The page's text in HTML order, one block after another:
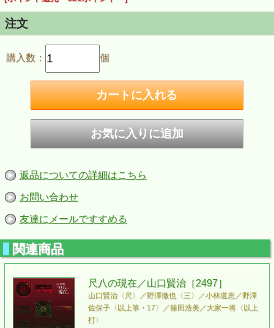
注文
購入数： 個
返品についての詳細はこちら
お問い合わせ
友達にメールですすめる
関連商品
尺八の現在／山口賢治［2497］
山口賢治〈尺〉／野澤徹也〈三〉／小林道恵／野澤
佐保子〈以上箏・17〉／篠田浩美／大家一将〈以上
打〉